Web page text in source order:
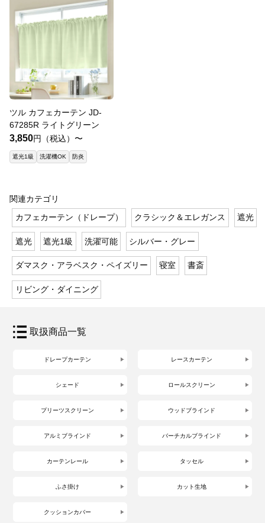
ツル カフェカーテン JD-
67285R ライトグリーン
3,850円（税込）〜
遮光1級 洗濯機OK 防炎
関連カテゴリ
カフェカーテン（ドレープ）
クラシック＆エレガンス 遮光
遮光 遮光1級 洗濯可能 シルバー・グレー
ダマスク・アラベスク・ペイズリー 寝室 書斎
リビング・ダイニング
取扱商品一覧
ドレープカーテン レースカーテン
シェード ロールスクリーン
プリーツスクリーン ウッドブラインド
アルミブラインド バーチカルブラインド
カーテンレール タッセル
ふさ掛け カット生地
クッションカバー